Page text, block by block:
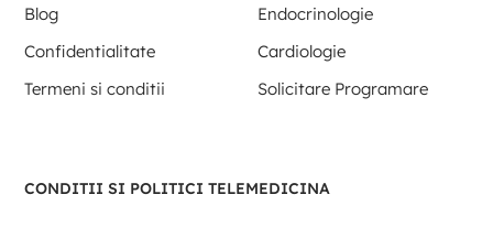
Blog
Endocrinologie
Confidentialitate
Cardiologie
Termeni si conditii
Solicitare Programare
CONDITII SI POLITICI TELEMEDICINA